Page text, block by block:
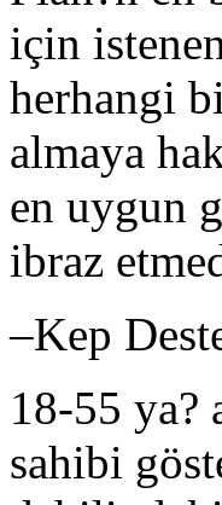
için
herhangi
almaya
en uygun
ibraz
–Kep
18-55 ya?
sahibi